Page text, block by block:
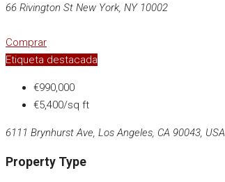
66 Rivington St New York, NY 10002
Comprar
Etiqueta destacada
€990,000
€5,400/sq ft
6111 Brynhurst Ave, Los Angeles, CA 90043, USA
Property Type